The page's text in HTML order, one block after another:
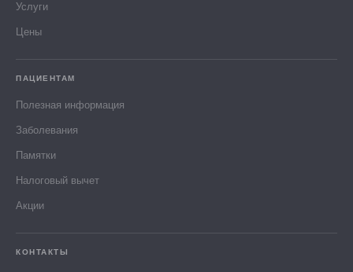
Услуги
Цены
ПАЦИЕНТАМ
Полезная информация
Заболевания
Памятки
Налоговый вычет
Акции
КОНТАКТЫ